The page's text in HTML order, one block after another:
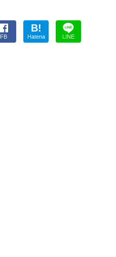
FB
B!
Hatena LINE